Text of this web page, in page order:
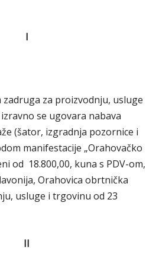
I
zadruga za proizvodnju, usluge
se ugovara nabava
(šator, izgradnja pozornice i
manifestacije „Orahovačko
od 18.800,00, kuna s PDV-om,
Orahovica obrtnička
usluge i trgovinu od 23
II